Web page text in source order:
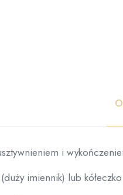
i
imiennik) lub